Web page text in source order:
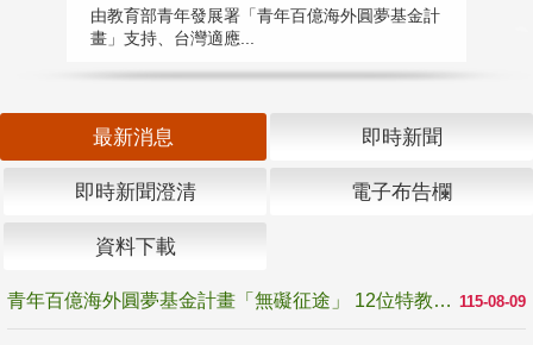
由教育部青年發展署「青年百億海外圓夢基金計
畫」支持、台灣適應...
最新消息 即時新聞
即時新聞澄清 電子布告欄
資料下載
115-08-09
青年百億海外圓夢基金計畫「無礙征途」 12位特教與弱勢青年勇闖西班牙 跨越感官限制見證生命蛻變